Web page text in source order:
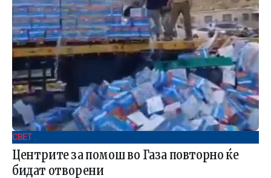
СВЕТ .
Центрите за помош во Газа повторно ќе
бидат отворени